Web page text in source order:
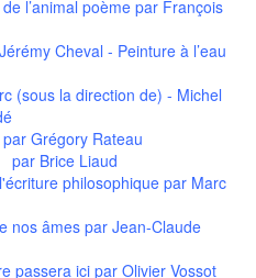
l’animal poème par François
Cheval - Peinture à l’eau
(sous la direction de) - Michel
par Grégory Rateau
par Brice Liaud
philosophiquepar Marc
nos âmes par Jean-Claude
passera ici par Olivier Vossot